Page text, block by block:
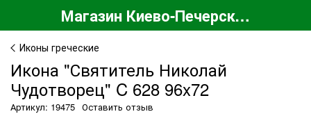
Магазин Киево-Печерской Лавры
Иконы греческие
Икона "Святитель Николай
Чудотворец" C 628 96x72
Артикул: 19475 Оставить отзыв